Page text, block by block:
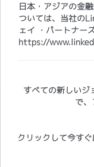
日本・アジアの金
ついては、当社の
ェイ ・パートナー
https://
すべての新しいジ
で、
クリックして今す